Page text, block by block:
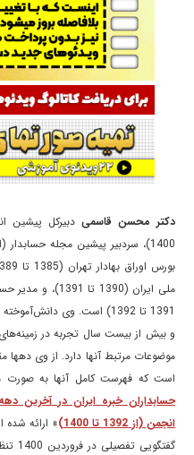
دکتر محسن قاسمی
ملی ایران (1390 تا
1391 تا 1392) است. وی
و بیش از بیست سال تجربه در زمینه‌های
موضوعات مرتبط آنها دارد. از وی دهها
است که فهرست کامل آنها به صورت
حسابداران خبره ایران در آخرین
انجمن (از 1392 تا 1400)
» ارائه شده
گفتگویی